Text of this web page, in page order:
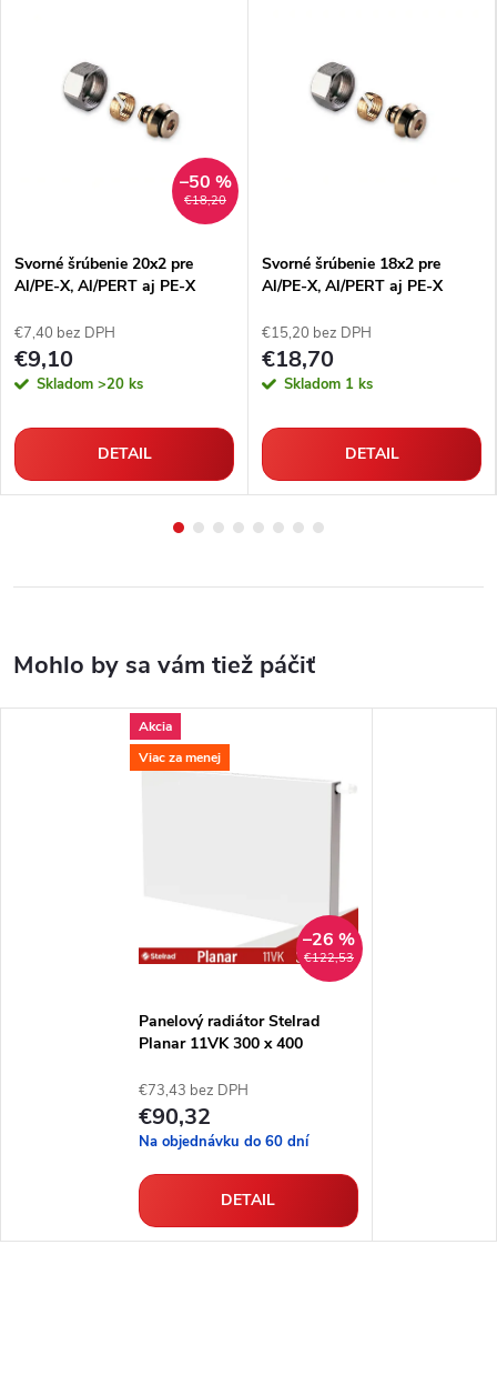
€18,20
–50 %
Svorné šrúbenie 20x2 pre
Al/PE-X, Al/PERT aj PE-X
€7,40 bez DPH
€9,10
Skladom >20 ks
DETAIL
Svorné šrúbenie 18x2 pre
Al/PE-X, Al/PERT aj PE-X
€15,20 bez DPH
€18,70
Skladom 1 ks
DETAIL
Akcia
Viac za menej
€122,53
–26 %
Panelový radiátor Stelrad
Planar 11VK 300 x 400
€73,43 bez DPH
€90,32
Na objednávku do 60 dní
DETAIL